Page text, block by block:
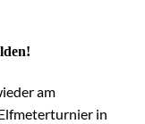
am
in